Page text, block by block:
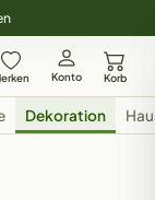
Konto Korb
Dekoration